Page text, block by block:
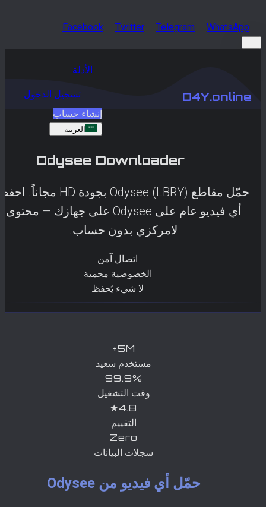
Facebook Twitter Telegram WhatsApp
D4Y.online
الأدلة
تسجيل الدخول
إنشاء حساب
العربية
OdyseeDownloader
حمّل مقاطع Odysee (LBRY) بجودة HD مجاناً. احفظ
أي فيديو عام على Odysee على جهازك — محتوى
لامركزي بدون حساب.
اتصال آمن
الخصوصية محمية
لا شيء يُحفظ
5M+
مستخدم سعيد
99.9%
وقت التشغيل
4.8★
التقييم
Zero
سجلات البيانات
حمّل أي فيديو من Odysee